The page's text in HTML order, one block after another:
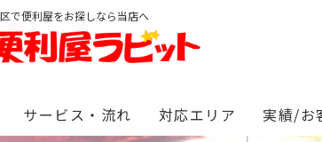
で便利屋をお探しなら当店へ
サービス・流れ 対応エリア 実績/お